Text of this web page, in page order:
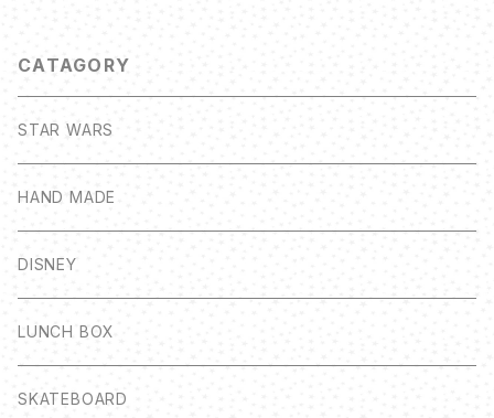
CATAGORY
STAR WARS
HAND MADE
DISNEY
LUNCH BOX
SKATEBOARD